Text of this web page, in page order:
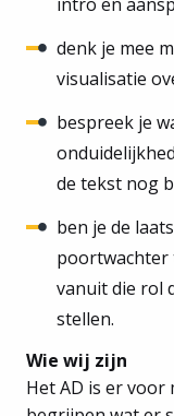
denk je mee
visualisatie
bespreek je
de tekst nog
ben je de
poortwachter
vanuit die rol
stellen.
Wie wij zijn
Het AD is er voor